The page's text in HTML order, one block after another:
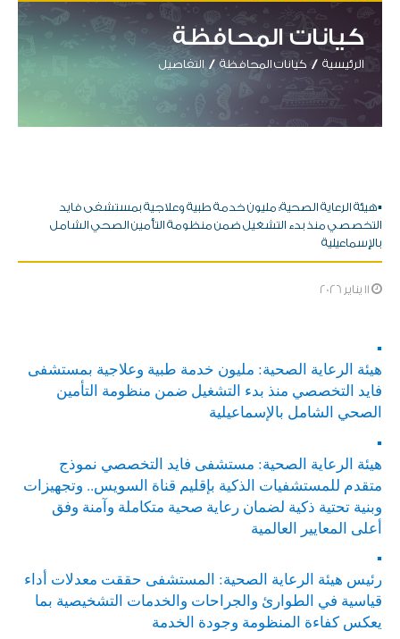
كيانات المحافظة
الرئيسية كيانات المحافظة التفاصيل
▪︎هيئة الرعاية الصحية: مليون خدمة طبية وعلاجية بمستشفى فايد
التخصصي منذ بدء التشغيل ضمن منظومة التأمين الصحي الشامل
بالإسماعيلية
▪︎
هيئة الرعاية الصحية: مليون خدمة طبية وعلاجية بمستشفى
فايد التخصصي منذ بدء التشغيل ضمن منظومة التأمين
الصحي الشامل بالإسماعيلية
▪︎
هيئة الرعاية الصحية: مستشفى فايد التخصصي نموذج
متقدم للمستشفيات الذكية بإقليم قناة السويس.. وتجهيزات
وبنية تحتية ذكية لضمان رعاية صحية متكاملة وآمنة وفق
أعلى المعايير العالمية
▪︎
رئيس هيئة الرعاية الصحية: المستشفى حققت معدلات أداء
قياسية في الطوارئ والجراحات والخدمات التشخيصية بما
يعكس كفاءة المنظومة وجودة الخدمة